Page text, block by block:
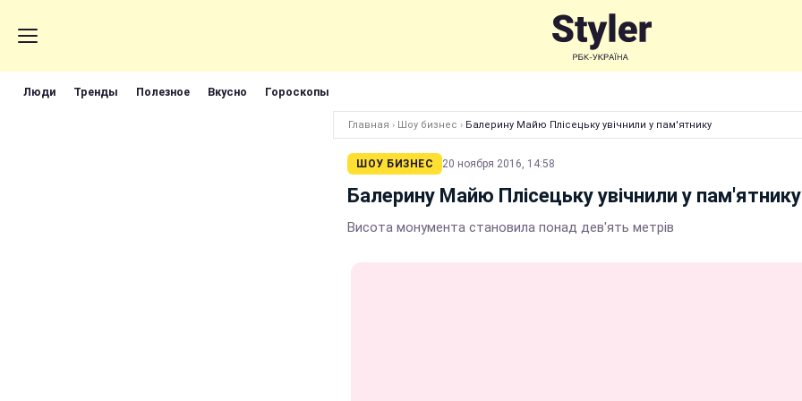
Люди Тренды Полезное Вкусно Гороскопы
Главная › Шоу бизнес › Балерину Майю Плісецьку увічнили у пам'ятнику
ШОУ БИЗНЕС 20 ноября 2016, 14:58
Балерину Майю Плісецьку увічнили у пам'ятнику
Висота монумента становила понад дев'ять метрів